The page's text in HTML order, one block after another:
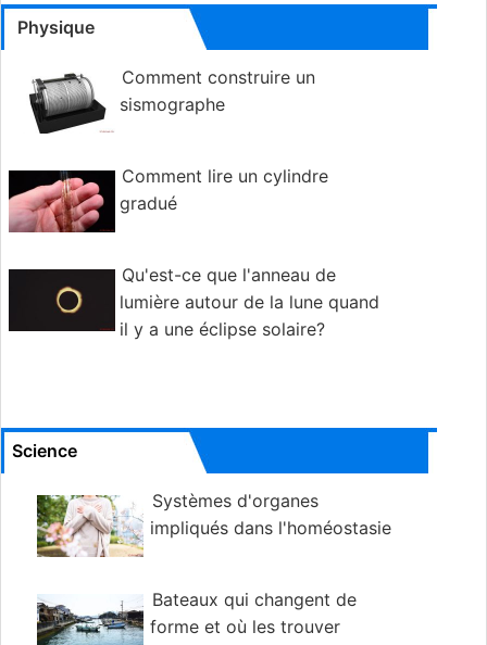
Physique
Comment construire un
sismographe
Comment lire un cylindre
gradué
Qu'est-ce que l'anneau de
lumière autour de la lune quand
il y a une éclipse solaire?
Science
Systèmes d'organes
impliqués dans l'homéostasie
Bateaux qui changent de
forme et où les trouver